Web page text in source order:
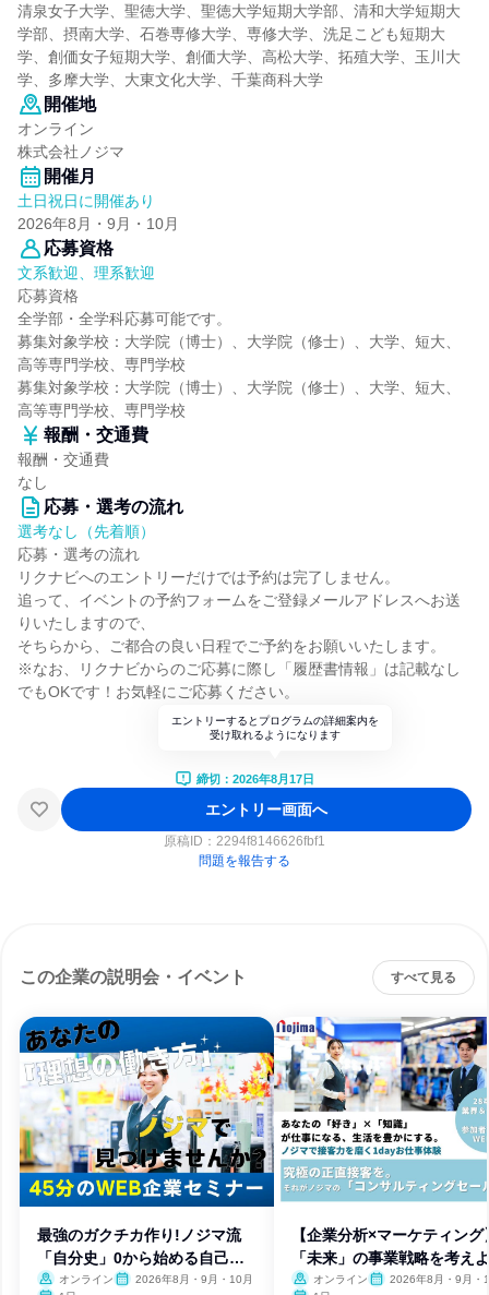
清泉女子大学、聖徳大学、聖徳大学短期大学部、清和大学短期大
学部、摂南大学、石巻専修大学、専修大学、洗足こども短期大
学、創価女子短期大学、創価大学、高松大学、拓殖大学、玉川大
学、多摩大学、大東文化大学、千葉商科大学
開催地
オンライン
株式会社ノジマ
開催月
土日祝日に開催あり
2026年8月・9月・10月
応募資格
文系歓迎、理系歓迎
応募資格
全学部・全学科応募可能です。
募集対象学校：大学院（博士）、大学院（修士）、大学、短大、
高等専門学校、専門学校
募集対象学校：大学院（博士）、大学院（修士）、大学、短大、
高等専門学校、専門学校
報酬・交通費
報酬・交通費
なし
応募・選考の流れ
選考なし（先着順）
応募・選考の流れ
リクナビへのエントリーだけでは予約は完了しません。
追って、イベントの予約フォームをご登録メールアドレスへお送
りいたしますので、
そちらから、ご都合の良い日程でご予約をお願いいたします。
※なお、リクナビからのご応募に際し「履歴書情報」は記載なし
でもOKです！お気軽にご応募ください。
エントリーするとプログラムの詳細案内を
受け取れるようになります
締切：2026年8月17日
エントリー画面へ
原稿ID： 2294f8146626fbf1
問題を報告する
この企業の説明会・イベント すべて見る
最強のガクチカ作り!ノジマ流
「自分史」0から始める自己分
析
オンライン
2026年8月・9月・10月
【企業分析×マーケティング
「未来」の事業戦略を考え
オンライン
2026年8月・9月・